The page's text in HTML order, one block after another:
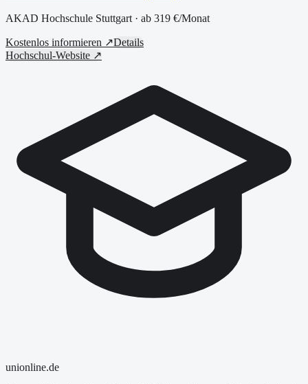
AKAD Hochschule Stuttgart· ab 319 €/Monat
Kostenlos informieren ↗Details
Hochschul-Website ↗
unionline.de